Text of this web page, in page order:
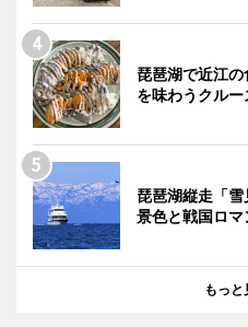
琵琶湖で近江
を味わうクルー
琵琶湖縦走「
景色と戦国ロマ
もっと